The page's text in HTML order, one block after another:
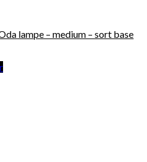
lampe – medium – sort base